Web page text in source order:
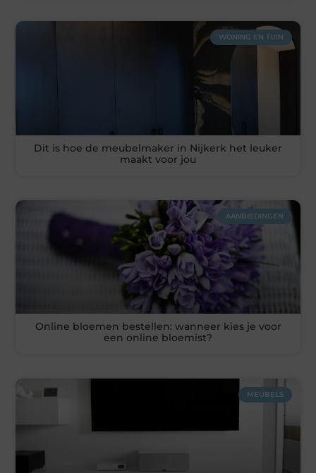
WONING EN TUIN
Dit is hoe de meubelmaker in Nijkerk het leuker
maakt voor jou
AANBIEDINGEN
Online bloemen bestellen: wanneer kies je voor
een online bloemist?
MEUBELS